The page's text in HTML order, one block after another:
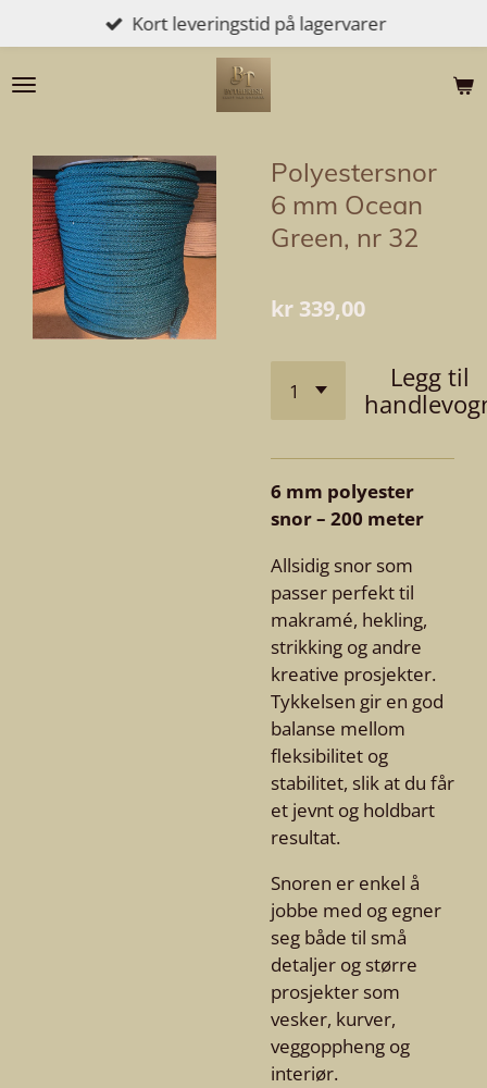
til
hovedinnhold
Kort leveringstid på lagervarer
Polyestersnor
6 mm Ocean
Green, nr 32
kr 339,00
Legg til
6 mm polyester
snor – 200 meter
Allsidig snor som
passer perfekt til
makramé, hekling,
strikking og andre
kreative prosjekter.
Tykkelsen gir en god
balanse mellom
fleksibilitet og
stabilitet, slik at du får
et jevnt og holdbart
resultat.
Snoren er enkel å
jobbe med og egner
seg både til små
detaljer og større
prosjekter som
vesker, kurver,
veggoppheng og
interiør.